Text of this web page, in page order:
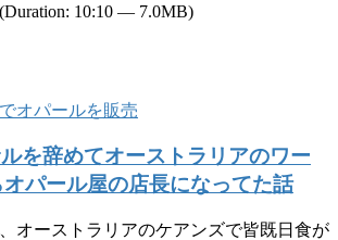
(Duration: 10:10 — 7.0MB)
を辞めてオーストラリアのワー
パール屋の店長になってた話
オーストラリアのケアンズで皆既日食が